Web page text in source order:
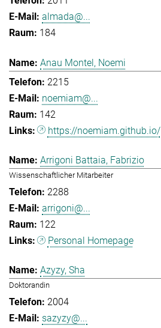
almada@...
184
Anau Montel, Noemi
2215
noemiam@...
142
https://noemiam.github.io/
Arrigoni Battaia, Fabrizio
Wissenschaftlicher Mitarbeiter
2288
arrigoni@...
122
Personal Homepage
Azyzy, Sha
Doktorandin
2004
sazyzy@...